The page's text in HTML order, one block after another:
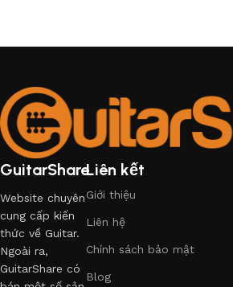
GuitarShare
Website chuyên
cung cấp kiến
thức về Guitar.
Ngoài ra,
GuitarShare có
Liên kết
Giới thiệu
Liên hệ
Chính sách bảo mật
Blog